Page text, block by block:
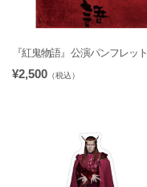
『紅鬼物語』公演パンフレット
¥2,500 （税込）